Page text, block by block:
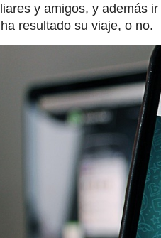
y amigos, y además
resultado su viaje, o no.